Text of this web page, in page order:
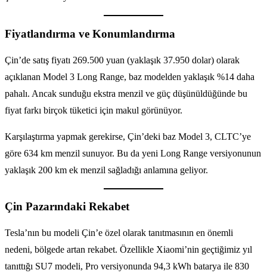
Fiyatlandırma ve Konumlandırma
Çin’de satış fiyatı 269.500 yuan (yaklaşık 37.950 dolar) olarak
açıklanan Model 3 Long Range, baz modelden yaklaşık %14 daha
pahalı. Ancak sunduğu ekstra menzil ve güç düşünüldüğünde bu
fiyat farkı birçok tüketici için makul görünüyor.
Karşılaştırma yapmak gerekirse, Çin’deki baz Model 3, CLTC’ye
göre 634 km menzil sunuyor. Bu da yeni Long Range versiyonunun
yaklaşık 200 km ek menzil sağladığı anlamına geliyor.
Çin Pazarındaki Rekabet
Tesla’nın bu modeli Çin’e özel olarak tanıtmasının en önemli
nedeni, bölgede artan rekabet. Özellikle Xiaomi’nin geçtiğimiz yıl
tanıttığı SU7 modeli, Pro versiyonunda 94,3 kWh batarya ile 830